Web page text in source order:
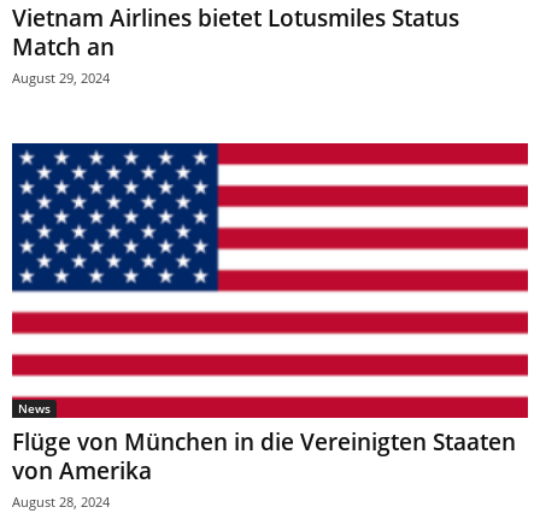
Vietnam Airlines bietet Lotusmiles Status
Match an
August 29, 2024
News
Flüge von München in die Vereinigten Staaten
von Amerika
August 28, 2024